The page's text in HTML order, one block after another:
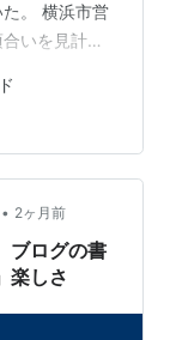
。 横浜市営
いを見計ら
年も行っ
りアジサイあ
っとさみしく
なってい
た。 gooか
て…
• 2ヶ月前
ブログの書
楽しさ